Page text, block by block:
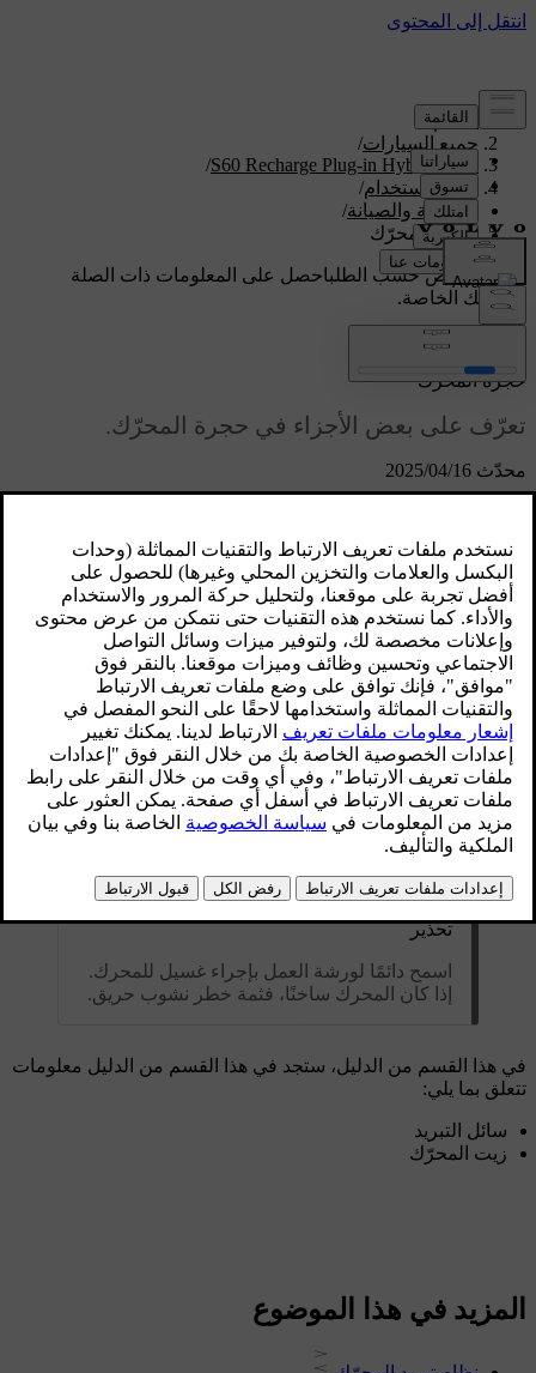
الدعم/
جميع السيارات/
S60 Recharge Plug-in Hybrid 2024
/
دليل الاستخدام/
العناية والصيانة/
حجرة المحرّك
دعم مخصص حسب الطلباحصل على المعلومات ذات الصلة
بسيارتك الخاصة.
تسجيل الدخول
محدّث 16‏/04‏/2025
حجرة المحرّك
تعرّف على بعض الأجزاء في حجرة المحرّك.
تحذير
اسمح دائمًا لورشة العمل بإجراء غسيل للمحرك.
إذا كان المحرك ساخنًا، فثمة خطر نشوب حريق.
في هذا القسم من الدليل، ستجد في هذا القسم من الدليل معلومات
تتعلق بما يلي:
سائل التبريد
زيت المحرّك
المزيد في هذا الموضوع